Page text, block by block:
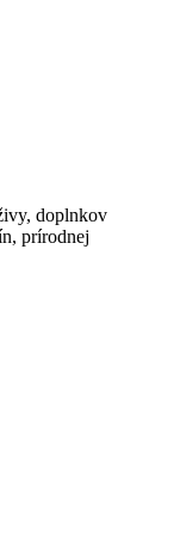
doplnkov
prírodnej